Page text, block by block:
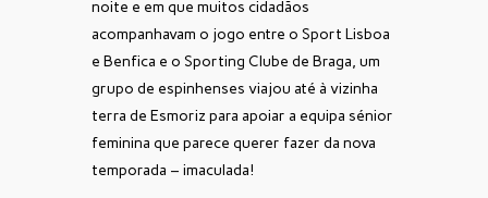
noite e em que muitos cidadãos
acompanhavam o jogo entre o Sport Lisboa
e Benfica e o Sporting Clube de Braga, um
grupo de espinhenses viajou até à vizinha
terra de Esmoriz para apoiar a equipa sénior
feminina que parece querer fazer da nova
temporada – imaculada!